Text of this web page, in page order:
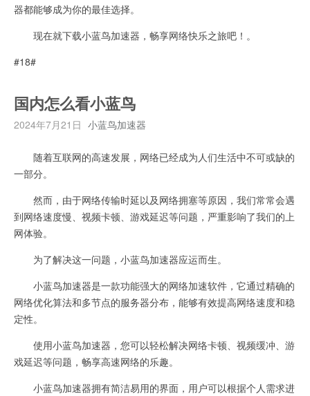
器都能够成为你的最佳选择。
现在就下载小蓝鸟加速器，畅享网络快乐之旅吧！。
#18#
国内怎么看小蓝鸟
2024年7月21日 小蓝鸟加速器
随着互联网的高速发展，网络已经成为人们生活中不可或缺的
一部分。
然而，由于网络传输时延以及网络拥塞等原因，我们常常会遇
到网络速度慢、视频卡顿、游戏延迟等问题，严重影响了我们的上
网体验。
为了解决这一问题，小蓝鸟加速器应运而生。
小蓝鸟加速器是一款功能强大的网络加速软件，它通过精确的
网络优化算法和多节点的服务器分布，能够有效提高网络速度和稳
定性。
使用小蓝鸟加速器，您可以轻松解决网络卡顿、视频缓冲、游
戏延迟等问题，畅享高速网络的乐趣。
小蓝鸟加速器拥有简洁易用的界面，用户可以根据个人需求进